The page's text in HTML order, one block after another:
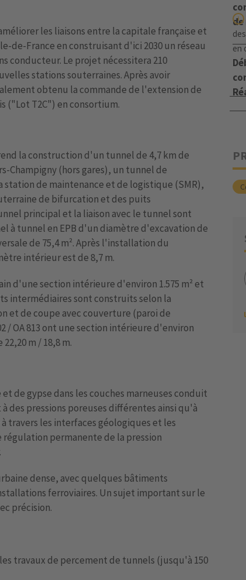
les liaisons entre la capitale française et
de-France en construisant d'ici 2030 un réseau
conducteur. Le projet nécessitera 210
stations souterraines. Après avoir
obtenu la commande de l'extension de
("Lot T2C") en consortium.
la construction d'un tunnel de 4,7 km de
Champigny (hors gares), un tunnel de
station de maintenance et de logistique (SMR),
de bifurcation et des puits
principal et la liaison avec le tunnel sont
à tunnel en EPB d'un diamètre d'excavation de
de 75,4 m². Après l'installation du
intérieur est de 8,7 m.
d'une section intérieure d'environ 1.575 m² et
intermédiaires sont construits selon la
et de coupe avec couverture (paroi de
/ OA 813 ont une section intérieure d'environ
m / 18,8 m.
de gypse dans les couches marneuses conduit
des pressions poreuses différentes ainsi qu'à
travers les interfaces géologiques et les
permanente de la pression
dense, avec quelques bâtiments
ferroviaires. Un sujet important sur le
précision.
travaux de percement de tunnels (jusqu'à 150
de
en